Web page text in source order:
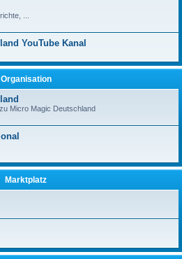
...
YouTube Kanal
Organisation
Micro Magic Deutschland
Marktplatz